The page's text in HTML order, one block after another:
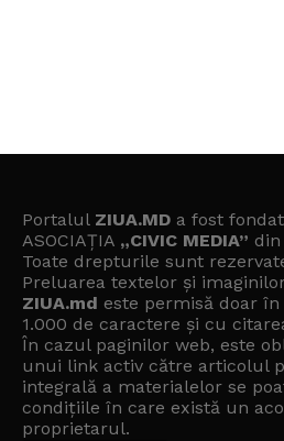
Portalul ZIUA.MD a fost
ASOCIAȚIA „CIVIC MEDIA”
Toate drepturile sunt
Preluarea textelor și
ZIUA.md este permisă doar
1.000 de caractere și cu
În cazul paginilor web, este
unui link activ către articolul
integrală a materialelor se
condițiile în care există un
proprietarul.